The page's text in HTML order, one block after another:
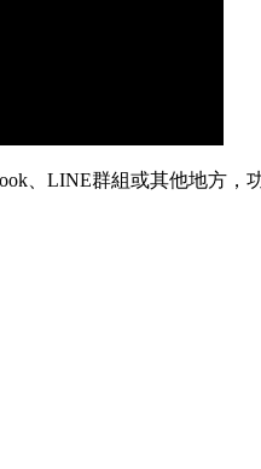
、LINE群組或其他地方，